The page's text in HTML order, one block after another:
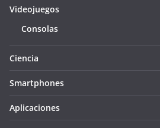
Videojuegos
Consolas
Ciencia
Smartphones
Aplicaciones